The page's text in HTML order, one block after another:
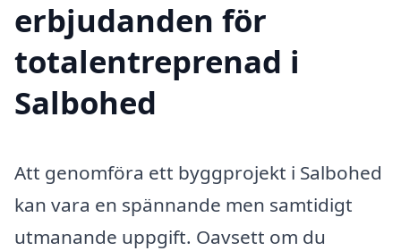
erbjudanden för
totalentreprenad i
Salbohed
Att genomföra ett byggprojekt i Salbohed
kan vara en spännande men samtidigt
utmanande uppgift. Oavsett om du